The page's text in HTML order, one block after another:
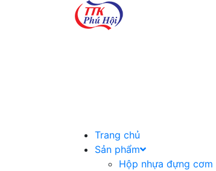
Trang chủ
Sản phẩm
Hộp nhựa đựng cơm